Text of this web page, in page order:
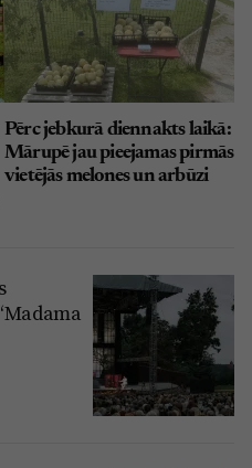
Pērc jebkurā diennakts laikā:
Mārupē jau pieejamas pirmās
vietējās melones un arbūzi